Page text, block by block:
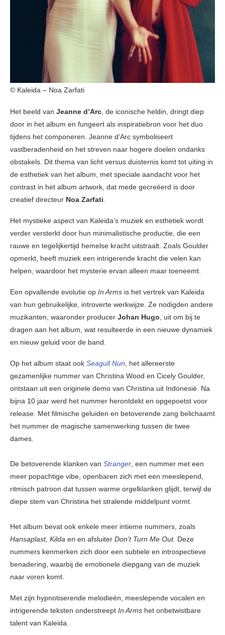
© Kaleida – Noa Zarfati
Het beeld van Jeanne d’Arc, de iconische heldin, dringt diep
door in het album en fungeert als inspiratiebron voor het duo
tijdens het componeren. Jeanne d’Arc symboliseert
vastberadenheid en het streven naar hogere doelen ondanks
obstakels. Dit thema van licht versus duisternis komt tot uiting in
de esthetiek van het album, met speciale aandacht voor het
contrast in het album artwork, dat mede gecreëerd is door
creatief directeur Noa Zarfati.
Het mystieke aspect van Kaleida’s muziek en esthetiek wordt
verder versterkt door hun minimalistische productie, die een
rauwe en tegelijkertijd hemelse kracht uitstraalt. Zoals Goulder
opmerkt, heeft muziek een intrigerende kracht die velen kan
helpen, waardoor het mysterie ervan alleen maar toeneemt.
Een opvallende evolutie op In Arms is het vertrek van Kaleida
van hun gebruikelijke, introverte werkwijze. Ze nodigden andere
muzikanten, waaronder producer Johan Hugo, uit om bij te
dragen aan het album, wat resulteerde in een nieuwe dynamiek
en nieuw geluid voor de band.
Op het album staat ook Seagull Nun, het allereerste
gezamenlijke nummer van Christina Wood en Cicely Goulder,
ontstaan uit een originele demo van Christina uit Indonesië. Na
bijna 10 jaar werd het nummer herontdekt en opgepoetst voor
release. Met filmische geluiden en betoverende zang belichaamt
het nummer de magische samenwerking tussen de twee
dames.
De betoverende klanken van Stranger, een nummer met een
meer popachtige vibe, openbaren zich met een meeslepend,
ritmisch patroon dat tussen warme orgelklanken glijdt, terwijl de
diepe stem van Christina het stralende middelpunt vormt.
Het album bevat ook enkele meer intieme nummers, zoals
Hansaplast, Kilda en en afsluiter Don’t Turn Me Out. Deze
nummers kenmerken zich door een subtiele en introspectieve
benadering, waarbij de emotionele diepgang van de muziek
naar voren komt.
Met zijn hypnotiserende melodieën, meeslepende vocalen en
intrigerende teksten onderstreept In Arms het onbetwistbare
talent van Kaleida.